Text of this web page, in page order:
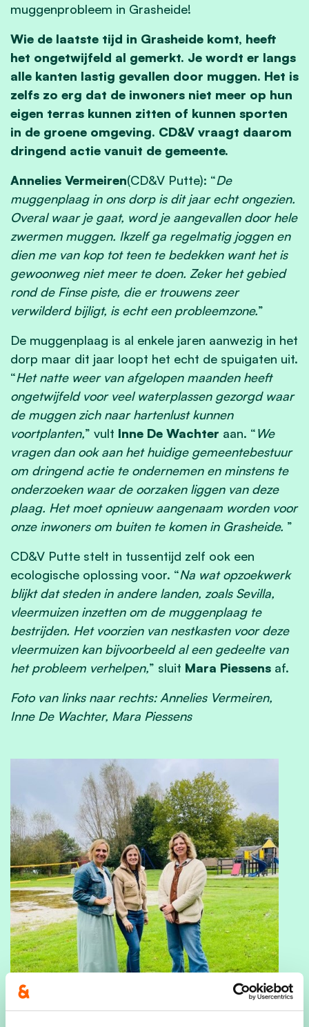
muggenprobleem in Grasheide!
Wie de laatste tijd in Grasheide komt, heeft
het ongetwijfeld al gemerkt. Je wordt er langs
alle kanten lastig gevallen door muggen. Het is
zelfs zo erg dat de inwoners niet meer op hun
eigen terras kunnen zitten of kunnen sporten
in de groene omgeving. CD&V vraagt daarom
dringend actie vanuit de gemeente.
Annelies Vermeiren(CD&V Putte): “De
muggenplaag in ons dorp is dit jaar echt ongezien.
Overal waar je gaat, word je aangevallen door hele
zwermen muggen. Ikzelf ga regelmatig joggen en
dien me van kop tot teen te bedekken want het is
gewoonweg niet meer te doen. Zeker het gebied
rond de Finse piste, die er trouwens zeer
verwilderd bijligt, is echt een probleemzone.”
De muggenplaag is al enkele jaren aanwezig in het
dorp maar dit jaar loopt het echt de spuigaten uit.
“Het natte weer van afgelopen maanden heeft
ongetwijfeld voor veel waterplassen gezorgd waar
de muggen zich naar hartenlust kunnen
voortplanten,” vult Inne De Wachter aan. “We
vragen dan ook aan het huidige gemeentebestuur
om dringend actie te ondernemen en minstens te
onderzoeken waar de oorzaken liggen van deze
plaag. Het moet opnieuw aangenaam worden voor
onze inwoners om buiten te komen in Grasheide. ”
CD&V Putte stelt in tussentijd zelf ook een
ecologische oplossing voor. “Na wat opzoekwerk
blijkt dat steden in andere landen, zoals Sevilla,
vleermuizen inzetten om de muggenplaag te
bestrijden. Het voorzien van nestkasten voor deze
vleermuizen kan bijvoorbeeld al een gedeelte van
het probleem verhelpen,” sluit Mara Piessens af.
Foto van links naar rechts: Annelies Vermeiren,
Inne De Wachter, Mara Piessens